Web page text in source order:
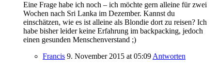
Eine Frage habe ich noch – ich möchte gern alleine für zwei
Wochen nach Sri Lanka im Dezember. Kannst du
einschätzen, wie es ist alleine als Blondie dort zu reisen? Ich
habe bisher leider keine Erfahrung im backpacking, jedoch
einen gesunden Menschenverstand ;)
Francis 9. November 2015 at 05:09 Antworten